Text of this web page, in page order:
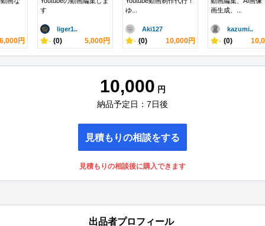
6,000円
す
liger1..
- (0) 5,000円
ゆ...
Aki127
- (0) 10,000円
画生成、...
kazumi..
- (0)
10,000 円
納品予定日：7日後
見積もりの相談をする
見積もりの相談後に購入できます
出品者プロフィール